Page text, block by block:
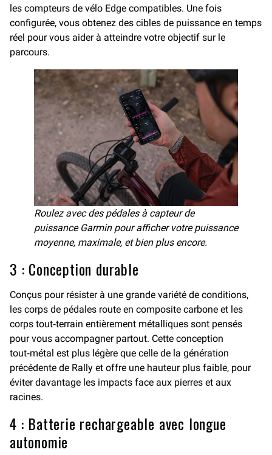
les compteurs de vélo Edge compatibles. Une fois
configurée, vous obtenez des cibles de puissance en temps
réel pour vous aider à atteindre votre objectif sur le
parcours.
Roulez avec des pédales à capteur de
puissance Garmin pour afficher votre puissance
moyenne, maximale, et bien plus encore.
3 : Conception durable
Conçus pour résister à une grande variété de conditions,
les corps de pédales route en composite carbone et les
corps tout‑terrain entièrement métalliques sont pensés
pour vous accompagner partout. Cette conception
tout‑métal est plus légère que celle de la génération
précédente de Rally et offre une hauteur plus faible, pour
éviter davantage les impacts face aux pierres et aux
racines.
4 : Batterie rechargeable avec longue
autonomie